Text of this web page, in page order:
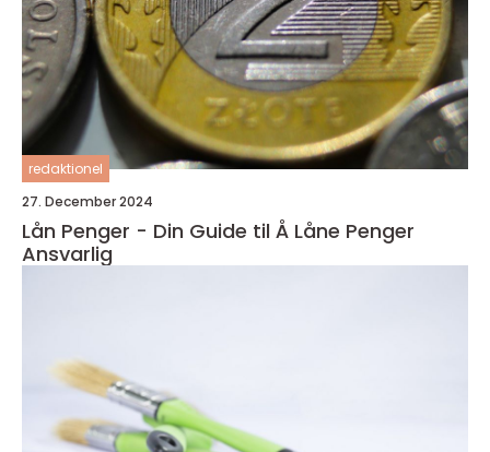
redaktionel
27. December 2024
Lån Penger - Din Guide til Å Låne Penger
Ansvarlig